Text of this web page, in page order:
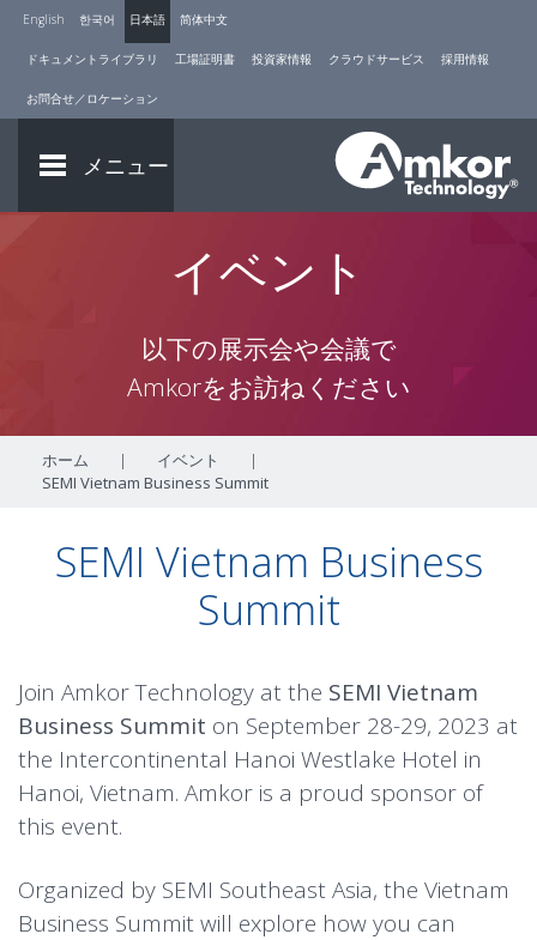
English 한국어 日本語 简体中文
ドキュメントライブラリ 工場証明書 投資家情報 クラウドサービス 採用情報
お問合せ／ロケーション
メニュー
イベント
以下の展示会や会議で
Amkorをお訪ねください
ホーム | イベント
|
SEMI Vietnam Business Summit
SEMI Vietnam Business
Summit
Join Amkor Technology at the SEMI Vietnam
Business Summit on September 28-29, 2023 at
the Intercontinental Hanoi Westlake Hotel in
Hanoi, Vietnam. Amkor is a proud sponsor of
this event.
Organized by SEMI Southeast Asia, the Vietnam
Business Summit will explore how you can